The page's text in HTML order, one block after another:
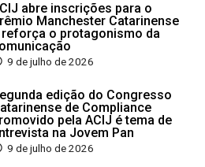
abre inscrições para o
Manchester Catarinense
reforça o protagonismo da
9 de julho de 2026
edição do Congresso
de Compliance
pela ACIJ é tema de
na Jovem Pan
9 de julho de 2026